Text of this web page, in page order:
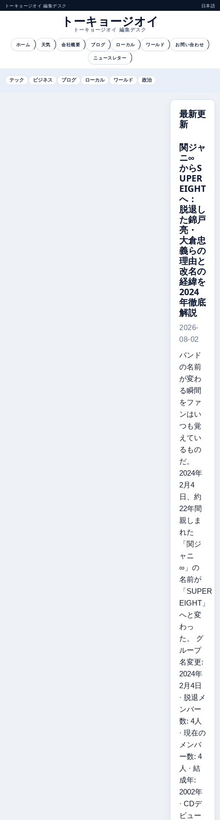
トーキョージオイ 編集デスク 日本語
トーキョージオイ
トーキョージオイ 編集デスク
ホーム 天気 会社概要 ブログ ローカル ワールド お問い合わせ
ニュースレター
テック ビジネス ブログ ローカル ワールド 政治
最新更
新
関ジャ
ニ∞
からS
UPER
EIGHT
へ：
脱退し
た錦戸
亮・
大倉忠
義らの
理由と
改名の
経緯を
2024
年徹底
解説
2026-
08-02
バンド
の名前
が変わ
る瞬間
をファ
ンはい
つも覚
えてい
るもの
だ。
2024年
2月4
日、約
22年間
親しま
れた
「関ジ
ャニ
∞」の
名前が
「SUPER
EIGHT」
へと変
わっ
た。 グ
ループ
名変更:
2024年
2月4日
· 脱退メ
ンバー
数: 4人
· 現在の
メンバ
ー数: 4
人 · 結
成年:
2002年
· CDデ
ビュー